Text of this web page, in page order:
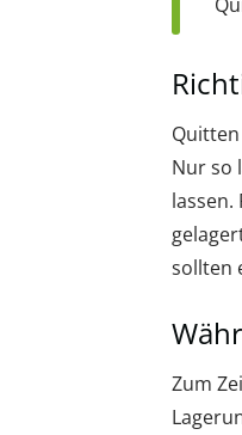
Nur so
lassen.
sollten
Zum